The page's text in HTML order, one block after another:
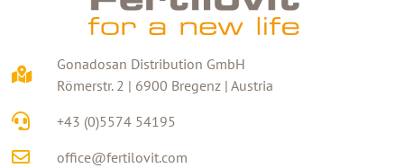
Gonadosan Distribution GmbH
Römerstr. 2 | 6900 Bregenz | Austria
+43 (0)5574 54195
office@fertilovit.com